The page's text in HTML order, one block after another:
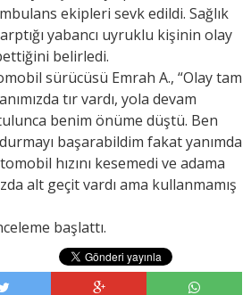
ekipleri sevk edildi. Sağlık
yabancı uyruklu kişinin olay
belirledi.
sürücüsü Emrah A., “Olay tam
tır vardı, yola devam
benim önüme düştü. Ben
başarabildim fakat yanımda
hızını kesemedi ve adama
alt geçit vardı ama kullanmamış
başlattı.